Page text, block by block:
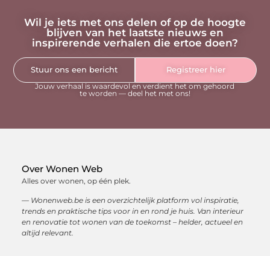
Wil je iets met ons delen of op de hoogte
blijven van het laatste nieuws en
inspirerende verhalen die ertoe doen?
Stuur ons een bericht
Registreer hier
Jouw verhaal is waardevol en verdient het om gehoord
te worden — deel het met ons!
Over Wonen Web
Alles over wonen, op één plek.
— Wonenweb.be is een overzichtelijk platform vol inspiratie,
trends en praktische tips voor in en rond je huis. Van interieur
en renovatie tot wonen van de toekomst – helder, actueel en
altijd relevant.